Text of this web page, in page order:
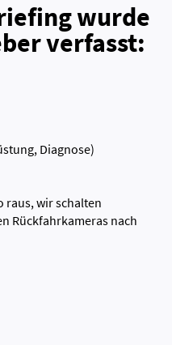
wurde
verfasst:
Diagnose)
raus, wir schalten
Rückfahrkameras nach